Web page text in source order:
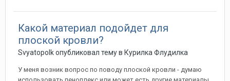
Какой материал подойдет для
плоской кровли?
Svyatopolkопубликовал тему в Курилка Флудилка
У меня возник вопрос по поводу плоской кровли - думаю